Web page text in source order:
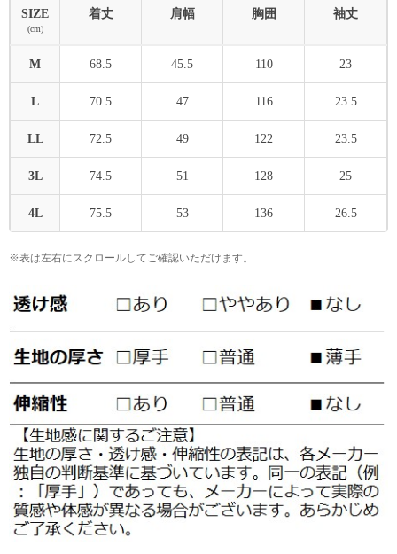
SIZE
(cm)
着丈 肩幅 胸囲 袖丈
M 68.5 45.5 110 23
L 70.5 47 116 23.5
LL 72.5 49 122 23.5
3L 74.5 51 128 25
4L 75.5 53 136 26.5
※表は左右にスクロールしてご確認いただけます。